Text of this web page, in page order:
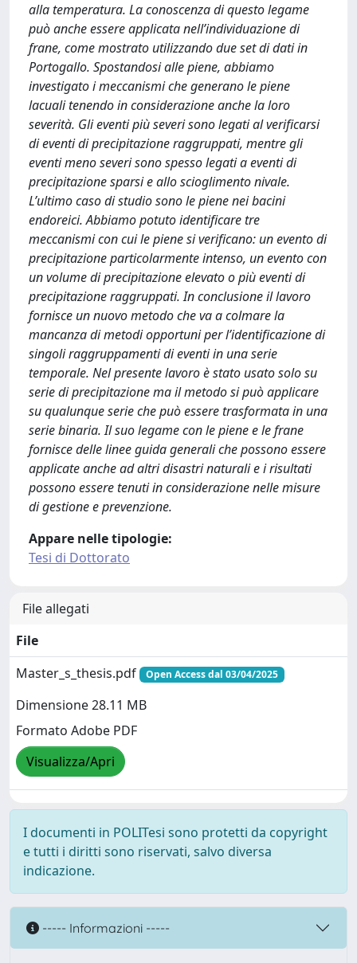
alla temperatura. La conoscenza di questo legame
può anche essere applicata nell’individuazione di
frane, come mostrato utilizzando due set di dati in
Portogallo. Spostandosi alle piene, abbiamo
investigato i meccanismi che generano le piene
lacuali tenendo in considerazione anche la loro
severità. Gli eventi più severi sono legati al verificarsi
di eventi di precipitazione raggruppati, mentre gli
eventi meno severi sono spesso legati a eventi di
precipitazione sparsi e allo scioglimento nivale.
L’ultimo caso di studio sono le piene nei bacini
endoreici. Abbiamo potuto identificare tre
meccanismi con cui le piene si verificano: un evento di
precipitazione particolarmente intenso, un evento con
un volume di precipitazione elevato o più eventi di
precipitazione raggruppati. In conclusione il lavoro
fornisce un nuovo metodo che va a colmare la
mancanza di metodi opportuni per l’identificazione di
singoli raggruppamenti di eventi in una serie
temporale. Nel presente lavoro è stato usato solo su
serie di precipitazione ma il metodo si può applicare
su qualunque serie che può essere trasformata in una
serie binaria. Il suo legame con le piene e le frane
fornisce delle linee guida generali che possono essere
applicate anche ad altri disastri naturali e i risultati
possono essere tenuti in considerazione nelle misure
di gestione e prevenzione.
Appare nelle tipologie:
Tesi di Dottorato
File allegati
File
Master_s_thesis.pdf
Open Access dal 03/04/2025
Dimensione 28.11 MB
Formato Adobe PDF
Visualizza/Apri
I documenti in POLITesi sono protetti da copyright
e tutti i diritti sono riservati, salvo diversa
indicazione.
----- Informazioni -----